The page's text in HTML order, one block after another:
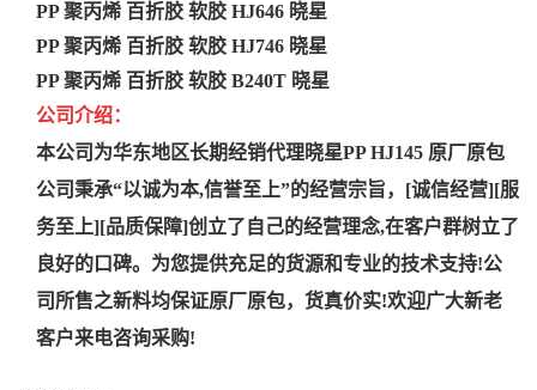
PP 聚丙烯 百折胶 软胶 HJ646 晓星
PP 聚丙烯 百折胶 软胶 HJ746 晓星
PP 聚丙烯 百折胶 软胶 B240T 晓星
公司介绍：
本公司为华东地区长期经销代理晓星PPHJ145 原厂原包
公司秉承“以诚为本,信誉至上”的经营宗旨，[诚信经营][服
务至上][品质保障]创立了自己的经营理念,在客户群树立了
良好的口碑。 为您提供充足的货源和专业的技术支持!公
司所售之新料均保证原厂原包， 货真价实!欢迎广大新老
客户来电咨询采购!